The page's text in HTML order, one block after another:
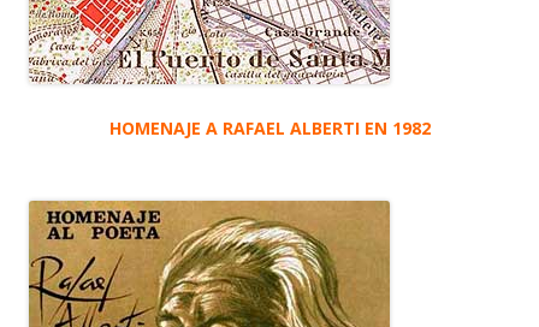
HOMENAJE A RAFAEL ALBERTI EN 1982